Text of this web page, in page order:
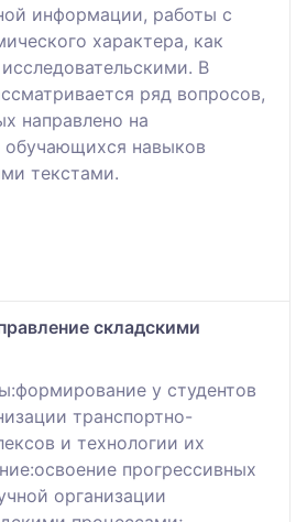
информации, работы с
характера, как
В
ряд вопросов,
направлено на
навыков
текстами.
складскими
у студентов
транспортно-
и технологии их
прогрессивных
организации